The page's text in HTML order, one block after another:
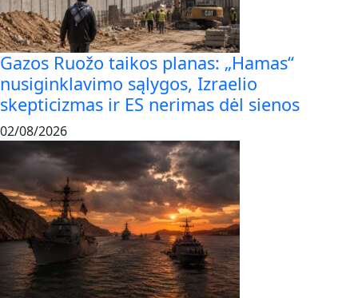
Gazos Ruožo taikos planas: „Hamas“
nusiginklavimo sąlygos, Izraelio
skepticizmas ir ES nerimas dėl sienos
02/08/2026